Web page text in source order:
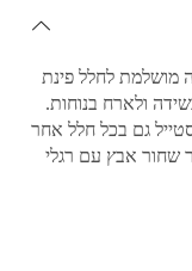
מושלמת לחלל פינת
ולארח בנוחות.
בסטייל גם בכל חלל אחר
שחור אבץ עם רגלי